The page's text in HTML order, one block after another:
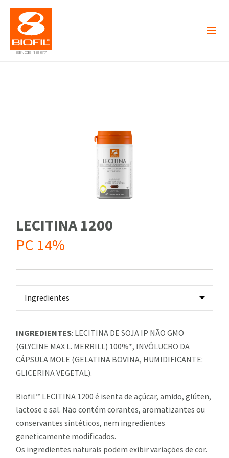
LECITINA 1200
PC 14%
INGREDIENTES: LECITINA DE SOJA IP NÃO GMO
(GLYCINE MAX L. MERRILL) 100%*, INVÓLUCRO DA
CÁPSULA MOLE (GELATINA BOVINA, HUMIDIFICANTE:
GLICERINA VEGETAL).
Biofil™ LECITINA 1200 é isenta de açúcar, amido, glúten,
lactose e sal. Não contém corantes, aromatizantes ou
conservantes sintéticos, nem ingredientes
geneticamente modificados.
Os ingredientes naturais podem exibir variações de cor.